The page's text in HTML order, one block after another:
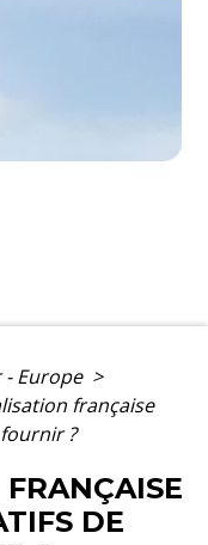
- Europe >
française
?
DE